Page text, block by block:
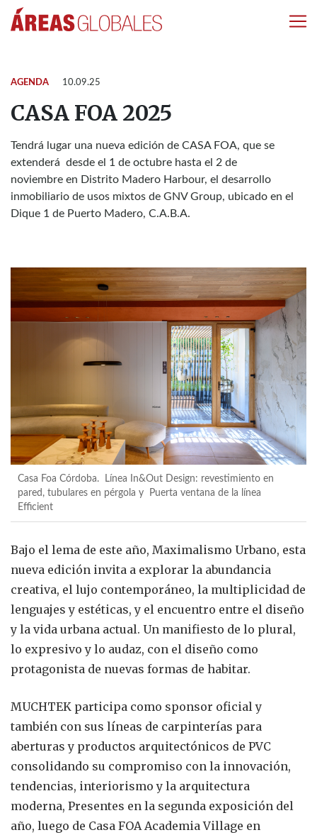
AGENDA 10.09.25
CASA FOA 2025
Tendrá lugar una nueva edición de CASA FOA, que se
extenderá desde el 1 de octubre hasta el 2 de
noviembre en Distrito Madero Harbour, el desarrollo
inmobiliario de usos mixtos de GNV Group, ubicado en el
Dique 1 de Puerto Madero, C.A.B.A.
Casa Foa Córdoba. Línea In&Out Design: revestimiento en
pared, tubulares en pérgola y Puerta ventana de la línea
Efficient
Bajo el lema de este año, Maximalismo Urbano, esta
nueva edición invita a explorar la abundancia
creativa, el lujo contemporáneo, la multiplicidad de
lenguajes y estéticas, y el encuentro entre el diseño
y la vida urbana actual. Un manifiesto de lo plural,
lo expresivo y lo audaz, con el diseño como
protagonista de nuevas formas de habitar.
MUCHTEK participa como sponsor oficial y
también con sus líneas de carpinterías para
aberturas y productos arquitectónicos de PVC
consolidando su compromiso con la innovación,
tendencias, interiorismo y la arquitectura
moderna, Presentes en la segunda exposición del
año, luego de Casa FOA Academia Village en